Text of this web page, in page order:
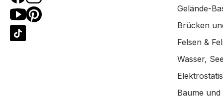
Gelände-
Brücken
Felsen &
Wasser,
Bäume und